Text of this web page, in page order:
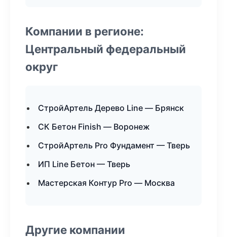
Компании в регионе:
Центральный федеральный
округ
СтройАртель Дерево Line — Брянск
СК Бетон Finish — Воронеж
СтройАртель Pro Фундамент — Тверь
ИП Line Бетон — Тверь
Мастерская Контур Pro — Москва
Другие компании